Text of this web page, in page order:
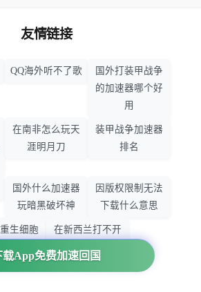
载App免费加速回国
友情链接
QQ海外听不了歌
国外打装甲战争
的加速器哪个好
用
在南非怎么玩天
涯明月刀
装甲战争加速器
排名
国外什么加速器
玩暗黑破坏神
因版权限制无法
下载什么意思
生细胞
哪个好
在新西兰打不开
大智慧怎么办